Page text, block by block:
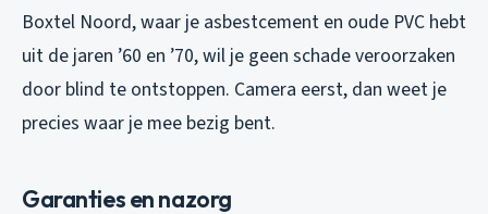
Boxtel Noord, waar je asbestcement en oude PVC hebt
uit de jaren ’60 en ’70, wil je geen schade veroorzaken
door blind te ontstoppen. Camera eerst, dan weet je
precies waar je mee bezig bent.
Garanties en nazorg